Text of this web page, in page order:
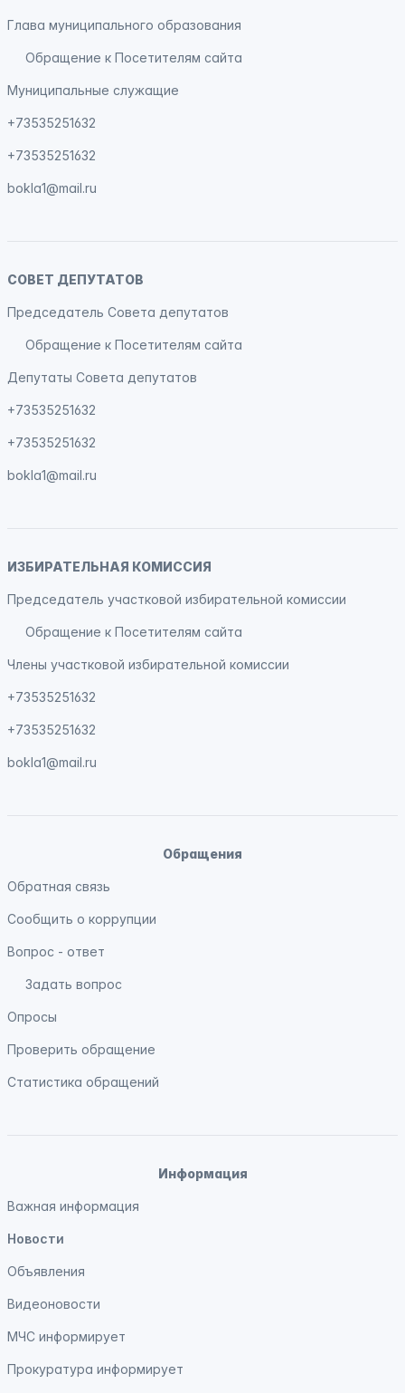
Глава муниципального образования
Обращение к Посетителям сайта
Муниципальные служащие
+73535251632
+73535251632
bokla1@mail.ru
СОВЕТ ДЕПУТАТОВ
Председатель Совета депутатов
Обращение к Посетителям сайта
Депутаты Совета депутатов
+73535251632
+73535251632
bokla1@mail.ru
ИЗБИРАТЕЛЬНАЯ КОМИССИЯ
Председатель участковой избирательной комиссии
Обращение к Посетителям сайта
Члены участковой избирательной комиссии
+73535251632
+73535251632
bokla1@mail.ru
Обращения
Обратная связь
Сообщить о коррупции
Вопрос - ответ
Задать вопрос
Опросы
Проверить обращение
Статистика обращений
Информация
Важная информация
Новости
Объявления
Видеоновости
МЧС информирует
Прокуратура информирует